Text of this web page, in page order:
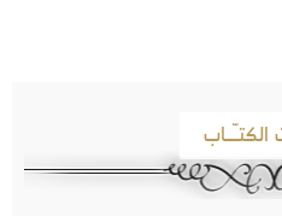
الكتـّـاب